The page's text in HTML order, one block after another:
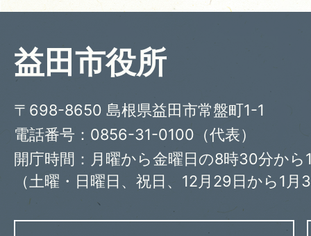
益田市役所
〒698-8650 島根県益田市常盤町1-1
電話番号：0856-31-0100（代表）
開庁時間：月曜から金曜日の8時30分から
（土曜・日曜日、祝日、12月29日から1月